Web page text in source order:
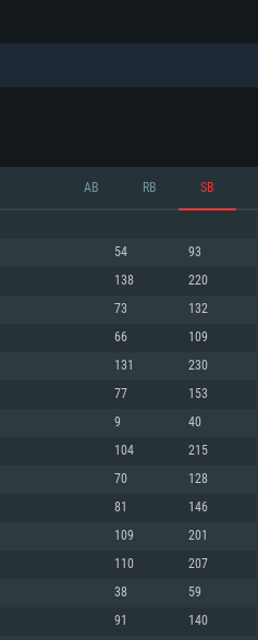
REQUISE
AMD Radeon 77XX / NVIDIA
supportée par le jeu est de 720p
débit
(Les processeurs Intel Xeon ne sont
ou analogue AMD/Nvidia. La
est de 720p.
débit
plus modernes
derniers drivers (moins de 6 mois) /
supportée par le jeu est de
débit
AB RB SB
54 93
138 220
73 132
66 109
131 230
77 153
9 40
104 215
70 128
81 146
109 201
110 207
38 59
91 140